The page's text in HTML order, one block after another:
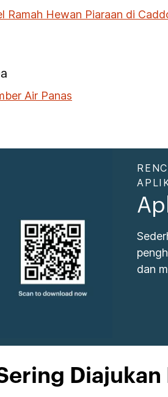
Ramah Hewan Piaraan di
Air Panas
dan